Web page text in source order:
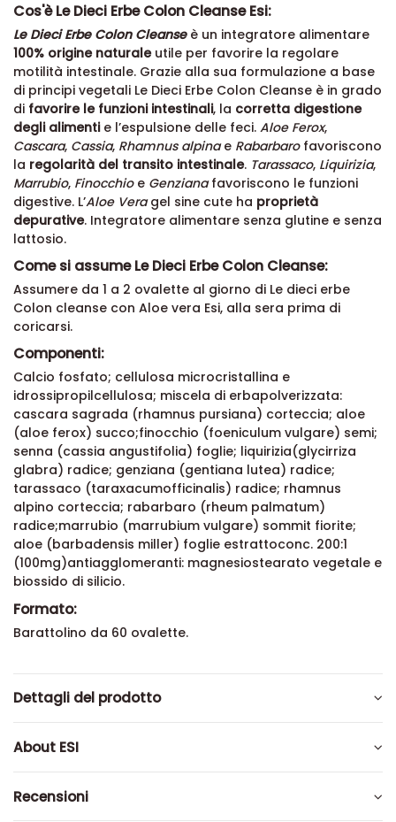
Cos'è Le Dieci Erbe Colon Cleanse Esi:
Le Dieci Erbe Colon Cleanseè un integratore alimentare
100% origine naturaleutile per favorire la regolare
motilità intestinale. Grazie alla sua formulazione a base
di principi vegetali Le Dieci Erbe Colon Cleanse è in grado
di favorire le funzioni intestinali, la corretta digestione
degli alimentie l’espulsione delle feci. Aloe Ferox,
Cascara, Cassia, Rhamnus alpinae Rabarbarofavoriscono
la regolarità del transito intestinale. Tarassaco, Liquirizia,
Marrubio, Finocchioe Genzianafavoriscono le funzioni
digestive. L’Aloe Veragel sine cute ha proprietà
depurative. Integratore alimentare senza glutine e senza
lattosio.
Come si assume Le Dieci Erbe Colon Cleanse:
Assumere da 1 a 2 ovalette al giorno di Le dieci erbe
Colon cleanse con Aloe vera Esi, alla sera prima di
coricarsi.
Componenti:
Calcio fosfato; cellulosa microcristallina e
idrossipropilcellulosa; miscela di erbapolverizzata:
cascara sagrada (rhamnus pursiana) corteccia; aloe
(aloe ferox) succo;finocchio (foeniculum vulgare) semi;
senna (cassia angustifolia) foglie; liquirizia(glycirriza
glabra) radice; genziana (gentiana lutea) radice;
tarassaco (taraxacumofficinalis) radice; rhamnus
alpino corteccia; rabarbaro (rheum palmatum)
radice;marrubio (marrubium vulgare) sommit fiorite;
aloe (barbadensis miller) foglie estrattoconc. 200:1
(100mg)antiagglomeranti: magnesiostearato vegetale e
biossido di silicio.
Formato:
Barattolino da 60 ovalette.
Dettagli del prodotto
About ESI
Recensioni